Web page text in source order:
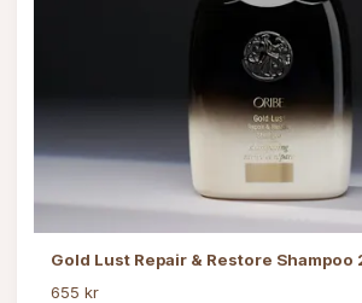
Gold Lust Repair & Restore Shampoo
655 kr